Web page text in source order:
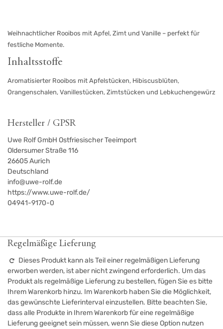
Weihnachtlicher Rooibos mit Apfel, Zimt und Vanille – perfekt für
festliche Momente.
Inhaltsstoffe
Aromatisierter Rooibos mit Apfelstücken, Hibiscusblüten,
Orangenschalen, Vanillestücken, Zimtstücken und Lebkuchengewürz
Hersteller / GPSR
Uwe Rolf GmbH Ostfriesischer Teeimport
Oldersumer Straße 116
26605Aurich
Deutschland
info@uwe-rolf.de
https://www.uwe-rolf.de/
04941-9170-0
Regelmäßige Lieferung
Dieses Produkt kann als Teil einer regelmäßigen Lieferung
erworben werden, ist aber nicht zwingend erforderlich. Um das
Produkt als regelmäßige Lieferung zu bestellen, fügen Sie es bitte
Ihrem Warenkorb hinzu. Im Warenkorb haben Sie die Möglichkeit,
das gewünschte Lieferinterval einzustellen. Bitte beachten Sie,
dass alle Produkte in Ihrem Warenkorb für eine regelmäßige
Lieferung geeignet sein müssen, wenn Sie diese Option nutzen